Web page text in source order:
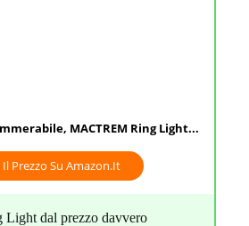
MACTREM Ring Light...
Il Prezzo Su Amazon.it
Light dal prezzo davvero